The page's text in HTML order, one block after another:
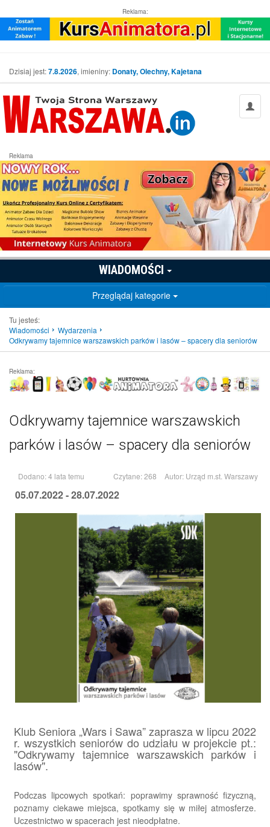
Reklama:
Dzisiaj jest:7.8.2026, imieniny: Donaty, Olechny, Kajetana
Reklama
WIADOMOŚCI
Przeglądaj kategorie
Tu jesteś:
Wiadomości
Wydarzenia
Odkrywamy tajemnice warszawskich parków i lasów – spacery dla seniorów
Reklama:
Odkrywamy tajemnice warszawskich
parków i lasów – spacery dla seniorów
Dodano: 4 lata temu Czytane: 268 Autor: Urząd m.st. Warszawy
05.07.2022 - 28.07.2022
Klub Seniora „Wars i Sawa” zaprasza w lipcu 2022
r. wszystkich seniorów do udziału w projekcie pt.:
"Odkrywamy tajemnice warszawskich parków i
lasów".
Podczas lipcowych spotkań: poprawimy sprawność fizyczną,
poznamy ciekawe miejsca, spotkamy się w miłej atmosferze.
Uczestnictwo w spacerach jest nieodpłatne.